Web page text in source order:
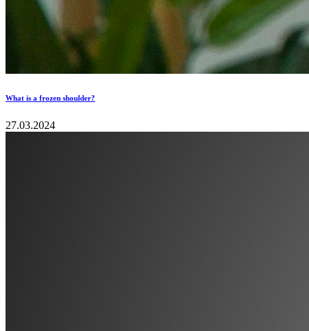
What is a frozen shoulder?
27.03.2024